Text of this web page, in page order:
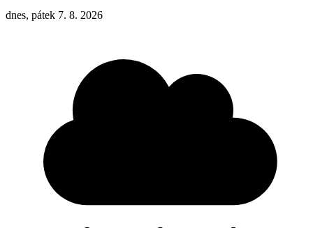
dnes, pátek 7. 8. 2026